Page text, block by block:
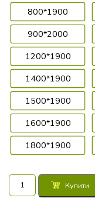
800*1900
900*2000
1200*1900
1400*1900
1500*1900
1600*1900
1800*1900
Матрац
Belsonno
Купити